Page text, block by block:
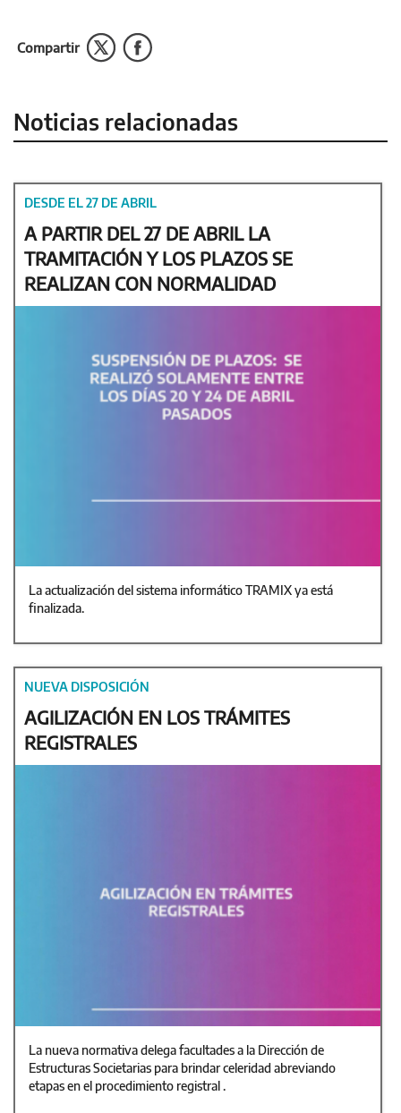
Compartir
Noticias relacionadas
DESDE EL 27 DE ABRIL
A PARTIR DEL 27 DE ABRIL LA
TRAMITACIÓN Y LOS PLAZOS SE
REALIZAN CON NORMALIDAD
La actualización del sistema informático TRAMIX ya está
finalizada.
NUEVA DISPOSICIÓN
AGILIZACIÓN EN LOS TRÁMITES
REGISTRALES
La nueva normativa delega facultades a la Dirección de
Estructuras Societarias para brindar celeridad abreviando
etapas en el procedimiento registral .